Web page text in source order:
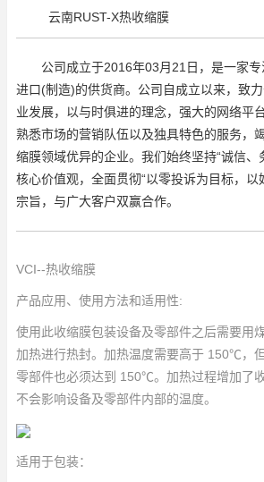
云南RUST-X热收缩膜
公司成立于2016年03月21日，是一家
进口(制造)的供货商。公司自成立以来，致
业发展，以与时俱进的理念，强大的网络平
熟悉市场的营销队伍以及独具特色的服务，
缩膜领域优异的企业。我们始终坚持“诚信、
核心价值观，全面贯彻“以零投诉为目标，以
宗旨，与广大客户双赢合作。
VCI--热收缩膜
产品应用、使用方法和适用性:
使用此收缩膜包装设备及零部件之后需要用
加热进行热封。加热温度需要高于 150℃，
零部件也必须达到 150℃。加热过程增加了
不会影响设备及零部件内部的温度。
适用于包装：